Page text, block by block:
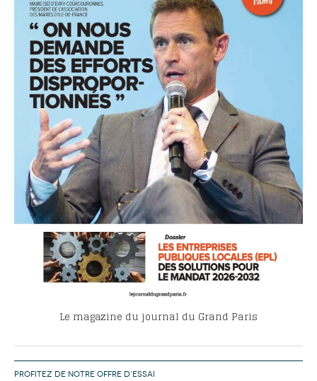
Le magazine du journal du Grand Paris
PROFITEZ DE NOTRE OFFRE D’ESSAI